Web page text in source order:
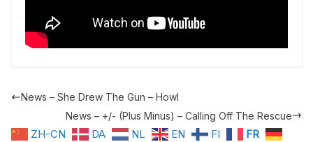
News – She Drew The Gun – Howl
News – +/- (Plus Minus) – Calling Off The Rescue
ZH-CN DA NL EN FI
FR